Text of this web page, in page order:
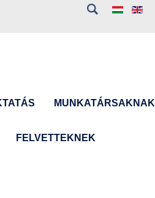
MUNKATÁRSAKNAK
FELVETTEKNEK